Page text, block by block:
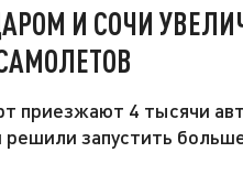
И СОЧИ
приезжают 4 тысячи
запустить